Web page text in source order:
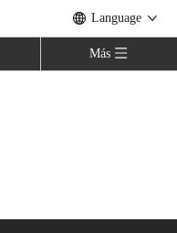
Language
Más